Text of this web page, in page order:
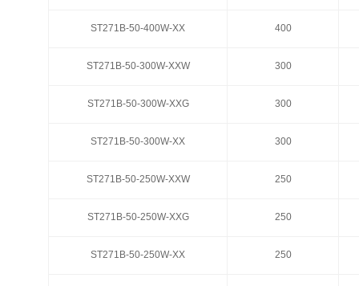
ST271B-50-400W-XX 400
ST271B-50-300W-XXW 300
ST271B-50-300W-XXG 300
ST271B-50-300W-XX 300
ST271B-50-250W-XXW 250
ST271B-50-250W-XXG 250
ST271B-50-250W-XX 250
ST271B-50-400W-XX 400
ST271B-50-300W-XXW 300
ST271B-50-300W-XXG 300
ST271B-50-300W-XX 300
ST271B-50-250W-XXW 250
ST271B-50-250W-XXG 250
ST271B-50-250W-XX 250